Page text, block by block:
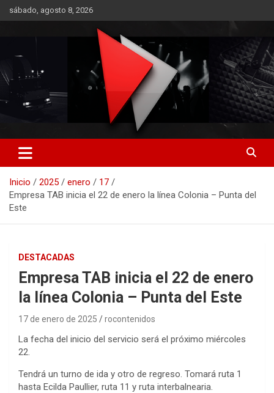
Saltar
al
sábado, agosto 8, 2026
RO CONTENIDOS
Inicio 2025 enero
17
Empresa TAB inicia el 22 de enero la línea Colonia – Punta del
Este
DESTACADAS
Empresa TAB inicia el 22 de enero
la línea Colonia – Punta del Este
17 de enero de 2025 rocontenidos
La fecha del inicio del servicio será el próximo miércoles
22.
Tendrá un turno de ida y otro de regreso. Tomará ruta 1
hasta Ecilda Paullier, ruta 11 y ruta interbalnearia.